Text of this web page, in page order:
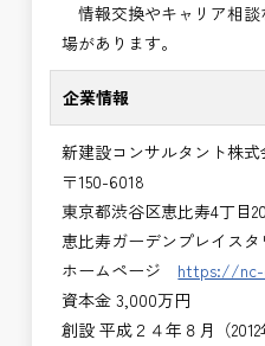
情報交換やキャリア相
場があります。
企業情報
新建設コンサルタント株式
〒150-6018
東京都渋谷区恵比寿4丁目
恵比寿ガーデンプレイスタ
ホームページ https://
資本金 3,000万円
創設 平成２４年８月（2012